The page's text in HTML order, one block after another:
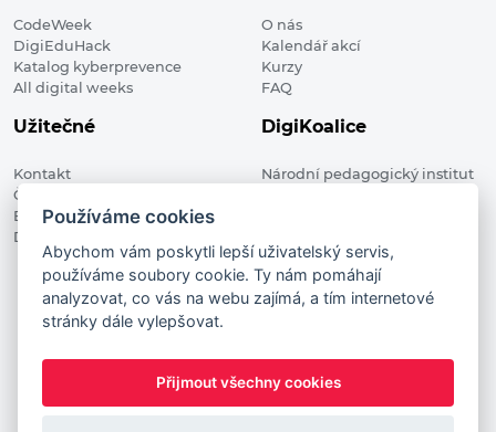
CodeWeek
DigiEduHack
Katalog kyberprevence
All digital weeks
O nás
Kalendář akcí
Kurzy
FAQ
Užitečné
Kontakt
Členské organizace
Blog
Digitalizace ve vzdělávání
DigiKoalice
Národní pedagogický institut
DigiKoalice 2021. All rights reserved
Vstup do administrace
This project has received funding from the European
Commission Innovation and Networks Executive Agency (now
Používáme cookies
Abychom vám poskytli lepší uživatelský servis,
používáme soubory cookie. Ty nám pomáhají
analyzovat, co vás na webu zajímá, a tím internetové
stránky dále vylepšovat.
Přijmout všechny cookies